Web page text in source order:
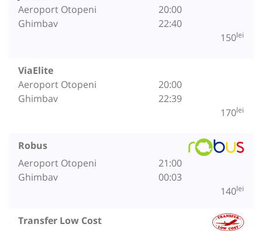
Aeroport Otopeni
Ghimbav
20:00
22:40
150lei
ViaElite
Aeroport Otopeni
Ghimbav
20:00
22:39
170lei
Robus
Aeroport Otopeni
Ghimbav
21:00
00:03
140lei
Transfer Low Cost